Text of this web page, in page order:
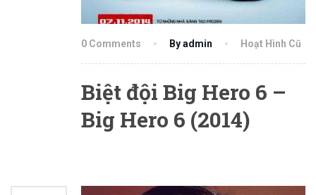
0 Comments By admin Hoạt Hình Cũ
Biệt đội Big Hero 6 –
Big Hero 6 (2014)